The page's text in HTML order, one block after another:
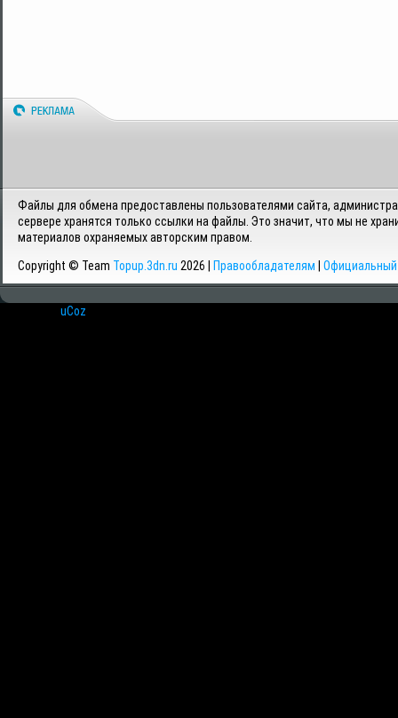
Файлы для обмена предоставлены пользователями сайта,
сервере хранятся только ссылки на файлы. Это значит, что мы не
материалов охраняемых авторским правом.
Copyright © Team Topup.3dn.ru 2026 | Правообладателям Официальный
uCoz